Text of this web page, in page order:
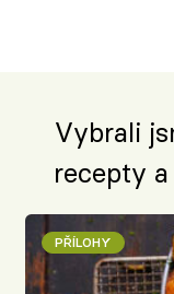
Vybrali
recepty
PŘÍLOHY